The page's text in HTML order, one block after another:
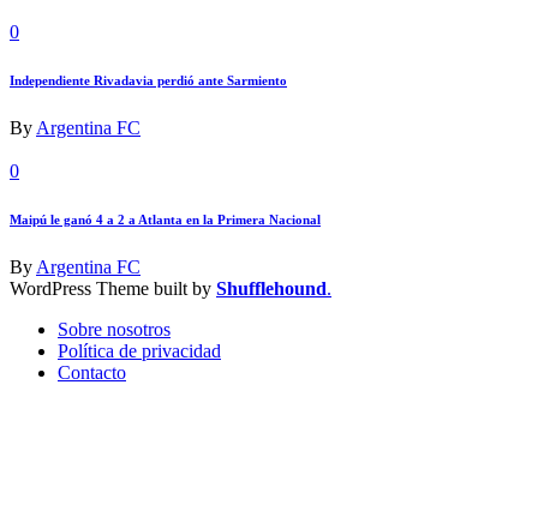
0
Independiente Rivadavia perdió ante Sarmiento
By Argentina FC
0
Maipú le ganó 4 a 2 a Atlanta en la Primera Nacional
By Argentina FC
WordPress Theme built by Shufflehound.
Sobre nosotros
Política de privacidad
Contacto